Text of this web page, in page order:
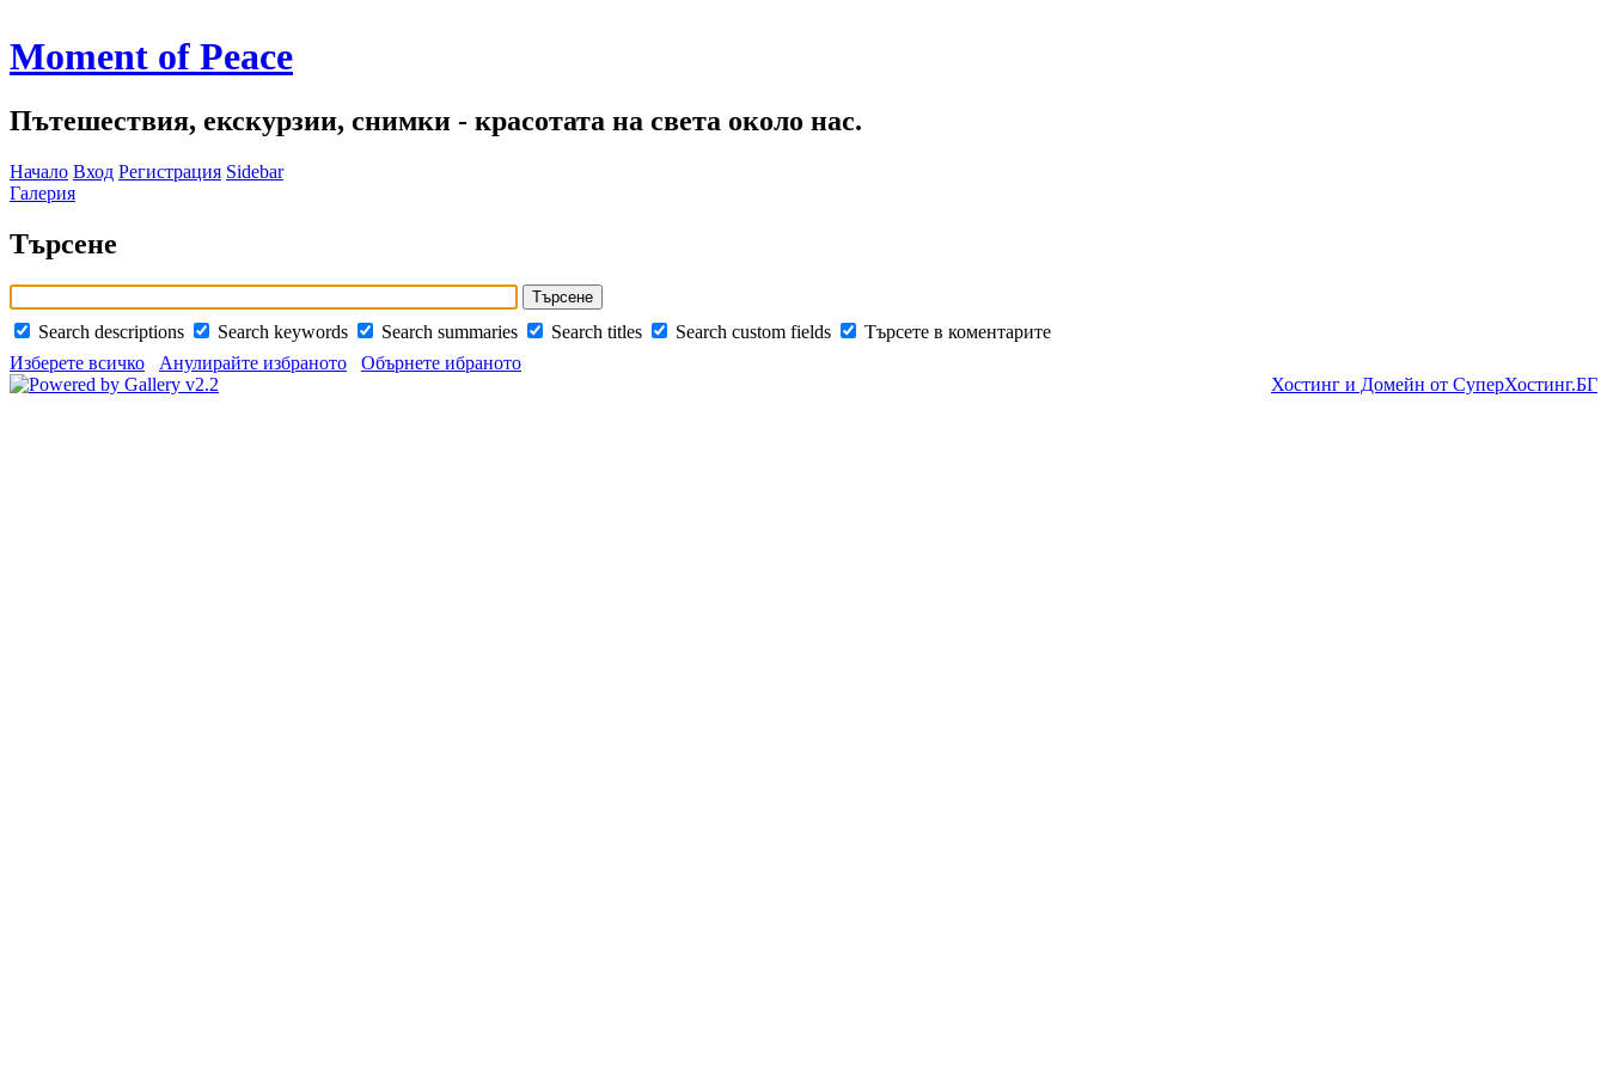
Moment of Peace
Пътешествия, екскурзии, снимки - красотата на света около нас.
Начало Вход Регистрация Sidebar
Галерия
Търсене
Search descriptions Search keywords Search summaries Search titles Search custom fields
Търсете в коментарите
Изберете всичко
Анулирайте избраното
Обърнете ибраното
Хостинг и Домейн от СуперХостинг.БГ